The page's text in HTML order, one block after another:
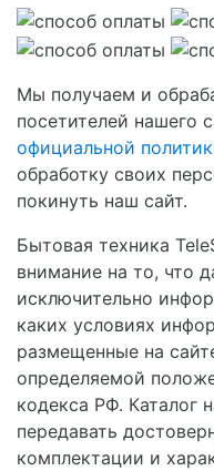
Мы получаем и
посетителей нашего
официальной
обработку своих
покинуть наш сайт.
Бытовая техника
внимание на то, что
исключительно
каких условиях
размещенные на
определяемой
кодекса РФ. Каталог
передавать
комплектации и